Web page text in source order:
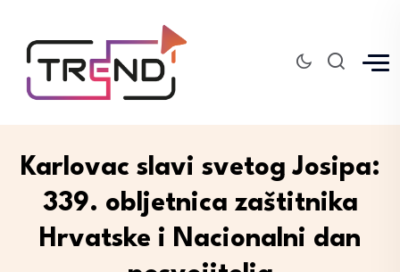
Karlovac slavi svetog Josipa:
339. obljetnica zaštitnika
Hrvatske i Nacionalni dan